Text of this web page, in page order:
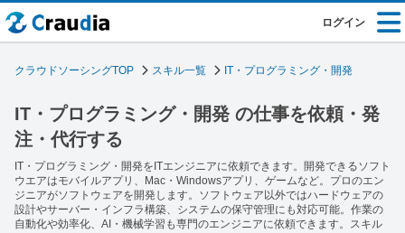
ログイン
クラウドソーシングTOP スキル一覧 IT・プログラミング・開発
IT・プログラミング・開発 の仕事を依頼・発
注・代行する
IT・プログラミング・開発をITエンジニアに依頼できます。開発できるソフト
ウエアはモバイルアプリ、Mac・Windowsアプリ、ゲームなど。プロのエン
ジニアがソフトウェアを開発します。ソフトウェア以外ではハードウェアの
設計やサーバー・インフラ構築、システムの保守管理にも対応可能。作業の
自動化や効率化、AI・機械学習も専門のエンジニアに依頼できます。スキル